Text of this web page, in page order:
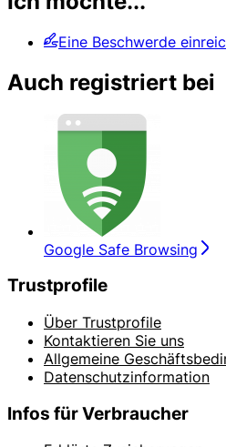
Eine Beschwerde
Auch registriert bei
Google Safe Browsing
Trustprofile
Über Trustprofile
Kontaktieren Sie uns
Allgemeine
Datenschutzinformation
Infos für Verbraucher